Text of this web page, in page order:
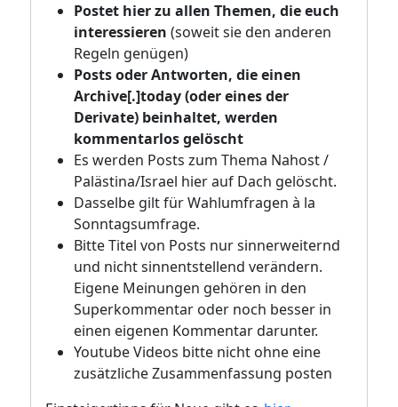
Postet hier zu allen Themen, die euch
interessieren (soweit sie den anderen
Regeln genügen)
Posts oder Antworten, die einen
Archive[.]today (oder eines der
Derivate) beinhaltet, werden
kommentarlos gelöscht
Es werden Posts zum Thema Nahost /
Palästina/Israel hier auf Dach gelöscht.
Dasselbe gilt für Wahlumfragen à la
Sonntagsumfrage.
Bitte Titel von Posts nur sinnerweiternd
und nicht sinnentstellend verändern.
Eigene Meinungen gehören in den
Superkommentar oder noch besser in
einen eigenen Kommentar darunter.
Youtube Videos bitte nicht ohne eine
zusätzliche Zusammenfassung posten